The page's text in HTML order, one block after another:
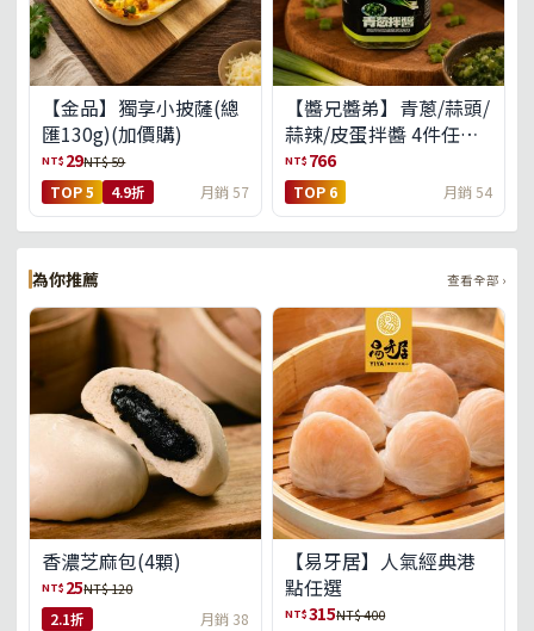
【金品】獨享小披薩(總
匯130g)(加價購)
NT$ 29NT$ 59
TOP 5 4.9折 月銷 57
【醬兄醬弟】青蔥/蒜頭/
蒜辣/皮蛋拌醬 4件任選
(免運組)
NT$ 766
TOP 6 月銷 54
為你推薦 查看全部 ›
香濃芝麻包(4顆)
NT$ 25NT$ 120
2.1折 月銷 38
【易牙居】人氣經典港
點任選
NT$315NT$ 400